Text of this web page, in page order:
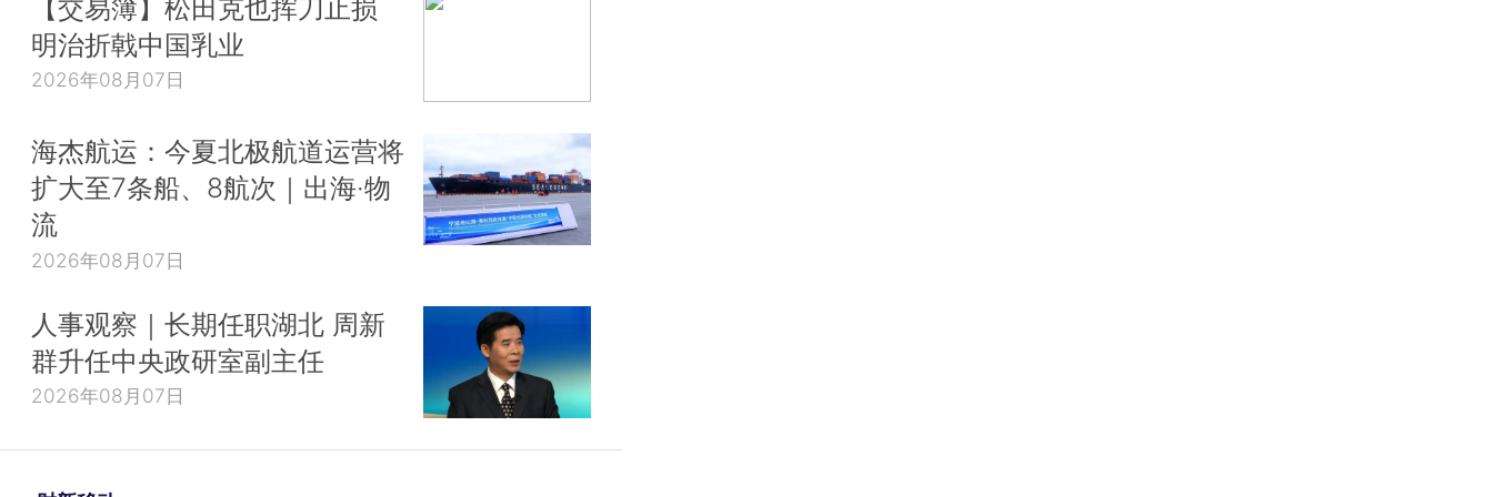
【交易簿】松田克也挥刀止损
明治折戟中国乳业
2026年08月07日
海杰航运：今夏北极航道运营将
扩大至7条船、8航次｜出海·物
流
2026年08月07日
人事观察｜长期任职湖北 周新
群升任中央政研室副主任
2026年08月07日